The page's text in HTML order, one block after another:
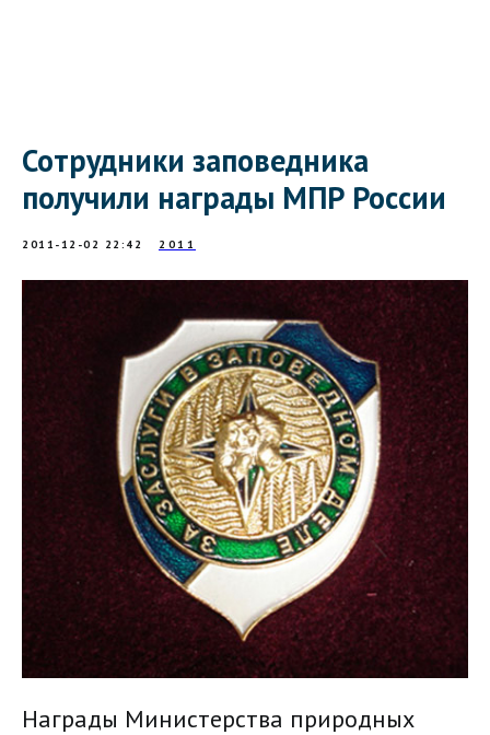
Сотрудники заповедника
получили награды МПР России
2011-12-02 22:42 2011
Награды Министерства природных